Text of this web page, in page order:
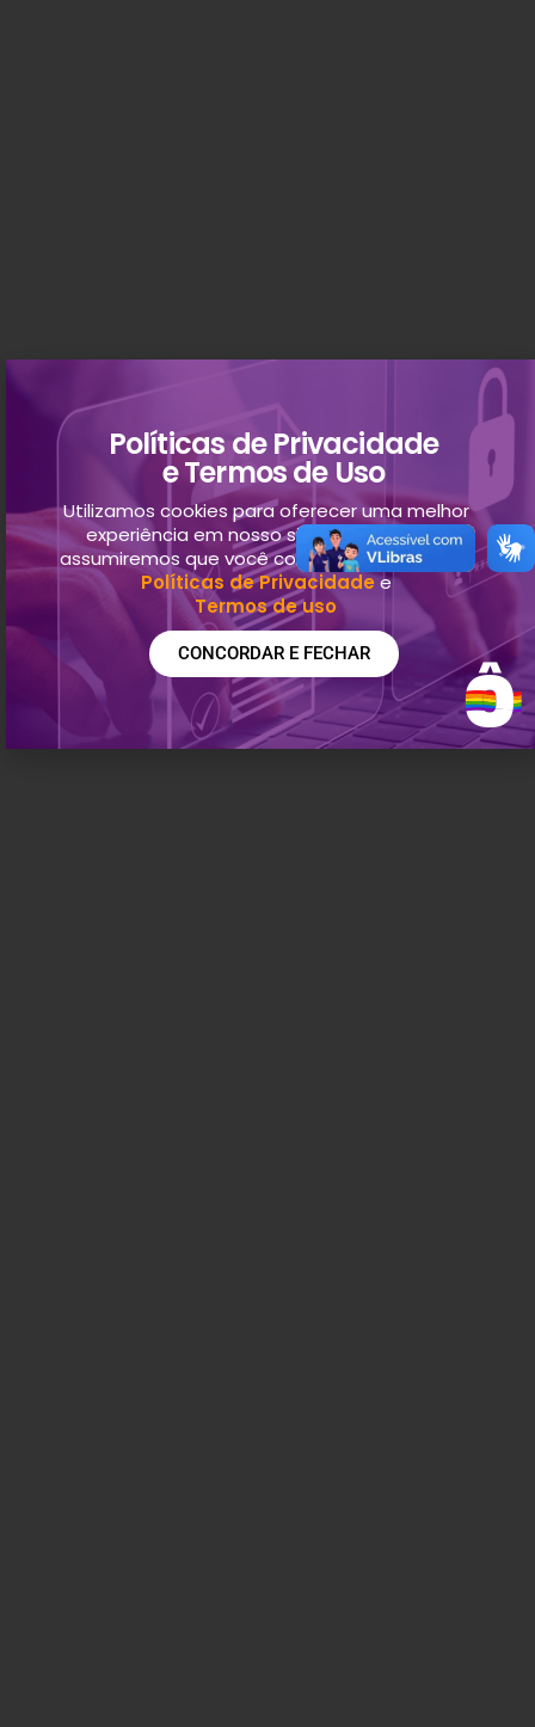
Políticas de Privacidade
e Termos de Uso
Utilizamos cookies para oferecer uma melhor
experiência em nosso site. Ao continuar,
assumiremos que você concorda com nossas
Políticas de Privacidadee
Termos de uso
CONCORDAR E FECHAR